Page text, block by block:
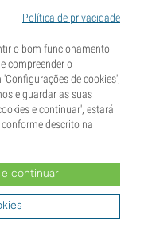
primeira
novidades e
Política de privacidade
o bom funcionamento
compreender o
de cookies',
e guardar as suas
e continuar', estará
descrito na
continuar